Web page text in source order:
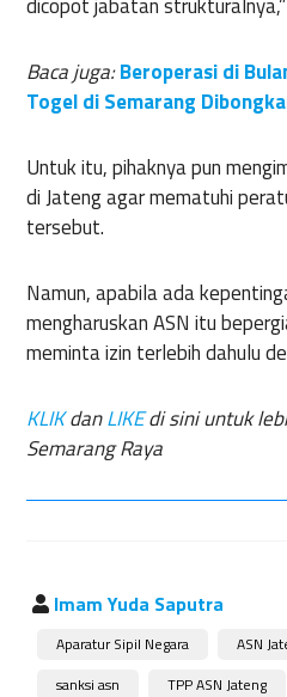
Baca juga:Beroperasi di
Togel di Semarang
Untuk itu, pihaknya pun
di Jateng agar mematuhi
tersebut.
Namun, apabila ada
mengharuskan ASN itu
meminta izin terlebih dahulu
KLIKdanLIKEdi sini untuk
Semarang Raya
Imam Yuda Saputra
Aparatur Sipil Negara ASN
sanksi asn
TPP ASN Jateng